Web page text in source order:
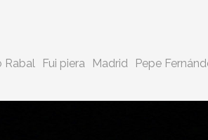
Rabal Fui piera Madrid Pepe